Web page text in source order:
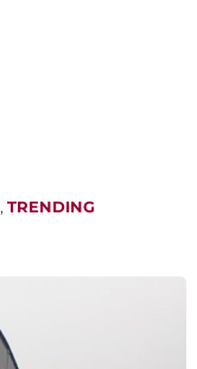
, TRENDING